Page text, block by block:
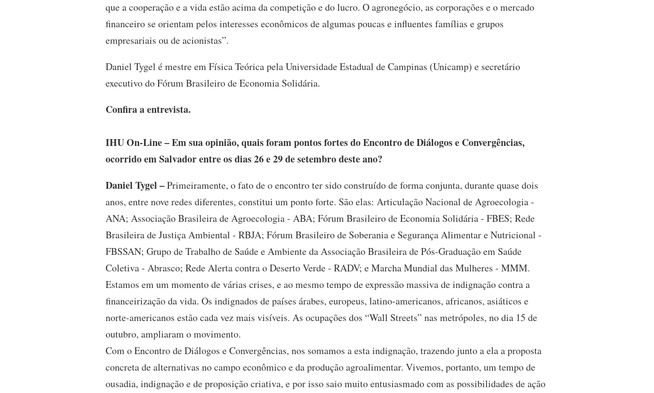
que a cooperação e a vida estão acima da competição e do lucro. O agronegócio, as corporações e o mercado
financeiro se orientam pelos interesses econômicos de algumas poucas e influentes famílias e grupos
empresariais ou de acionistas”.
Daniel Tygel é mestre em Física Teórica pela Universidade Estadual de Campinas (Unicamp) e secretário
executivo do Fórum Brasileiro de Economia Solidária.
Confira a entrevista.
IHU On-Line – Em sua opinião, quais foram pontos fortes do Encontro de Diálogos e Convergências,
ocorrido em Salvador entre os dias 26 e 29 de setembro deste ano?
Daniel Tygel –Primeiramente, o fato de o encontro ter sido construído de forma conjunta, durante quase dois
anos, entre nove redes diferentes, constitui um ponto forte. São elas: Articulação Nacional de Agroecologia -
ANA; Associação Brasileira de Agroecologia - ABA; Fórum Brasileiro de Economia Solidária - FBES; Rede
Brasileira de Justiça Ambiental - RBJA; Fórum Brasileiro de Soberania e Segurança Alimentar e Nutricional -
FBSSAN; Grupo de Trabalho de Saúde e Ambiente da Associação Brasileira de Pós-Graduação em Saúde
Coletiva - Abrasco; Rede Alerta contra o Deserto Verde - RADV; e Marcha Mundial das Mulheres - MMM.
Estamos em um momento de várias crises, e ao mesmo tempo de expressão massiva de indignação contra a
financeirização da vida. Os indignados de países árabes, europeus, latino-americanos, africanos, asiáticos e
norte-americanos estão cada vez mais visíveis. As ocupações dos “Wall Streets” nas metrópoles, no dia 15 de
outubro, ampliaram o movimento.
Com o Encontro de Diálogos e Convergências, nos somamos a esta indignação, trazendo junto a ela a proposta
concreta de alternativas no campo econômico e da produção agroalimentar. Vivemos, portanto, um tempo de
ousadia, indignação e de proposição criativa, e por isso saio muito entusiasmado com as possibilidades de ação